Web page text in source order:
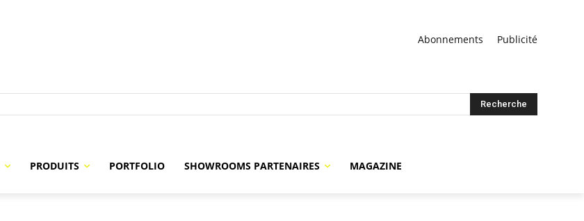
Abonnements Publicité
Recherche
PRODUITS PORTFOLIO SHOWROOMS PARTENAIRES MAGAZINE